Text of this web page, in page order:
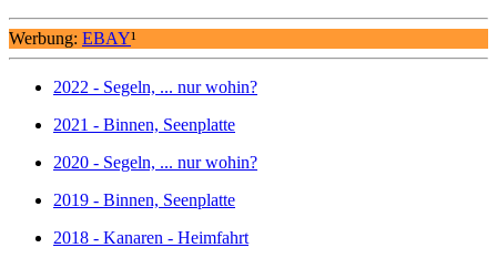
Werbung: EBAY¹
2022 - Segeln, ... nur wohin?
2021 - Binnen, Seenplatte
2020 - Segeln, ... nur wohin?
2019 - Binnen, Seenplatte
2018 - Kanaren - Heimfahrt